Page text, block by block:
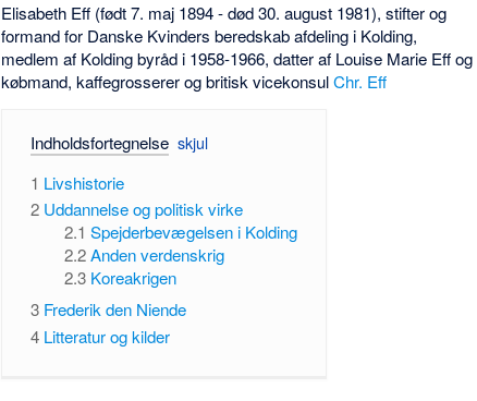
Elisabeth Eff (født 7. maj 1894 - død 30. august 1981), stifter og
formand for Danske Kvinders beredskab afdeling i Kolding,
medlem af Kolding byråd i 1958-1966, datter af Louise Marie Eff og
købmand, kaffegrosserer og britisk vicekonsulChr. Eff
Indholdsfortegnelse
1 Livshistorie
2 Uddannelse og politisk virke
2.1 Spejderbevægelsen i Kolding
2.2 Anden verdenskrig
2.3 Koreakrigen
3 Frederik den Niende
4 Litteratur og kilder